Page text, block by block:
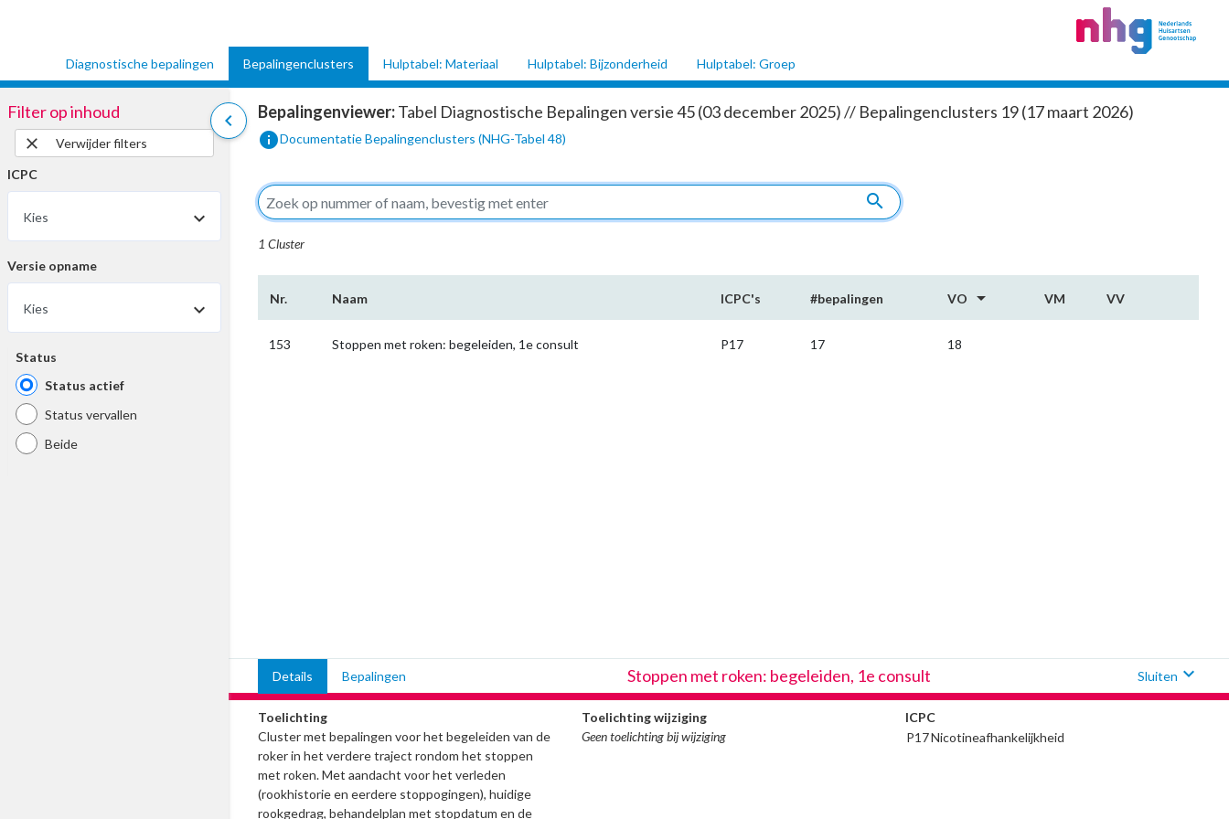
Diagnostische bepalingen Bepalingenclusters Hulptabel: Materiaal Hulptabel: Bijzonderheid Hulptabel: Groep
chevron_left
Filter op inhoud
close
Verwijder filters
ICPC
Kies
Versie opname
Kies
Status
Status actief
Status vervallen
Beide
Bepalingenviewer:Tabel Diagnostische Bepalingen versie 45 (03 december 2025) // Bepalingenclusters 19 (17 maart 2026)
infoDocumentatie Bepalingenclusters (NHG-Tabel 48)
search
1 Cluster
Nr. Naam ICPC's #bepalingen VO arrow_drop_down VM VV
153 Stoppen met roken: begeleiden, 1e consult P17 17 18
Details Bepalingen Stoppen met roken: begeleiden, 1e consult Sluiten expand_more
Toelichting
Cluster met bepalingen voor het begeleiden van de
roker in het verdere traject rondom het stoppen
met roken. Met aandacht voor het verleden
(rookhistorie en eerdere stoppogingen), huidige
rookgedrag, behandelplan met stopdatum en de
Toelichting wijziging
Geen toelichting bij wijziging
ICPC
P17Nicotineafhankelijkheid